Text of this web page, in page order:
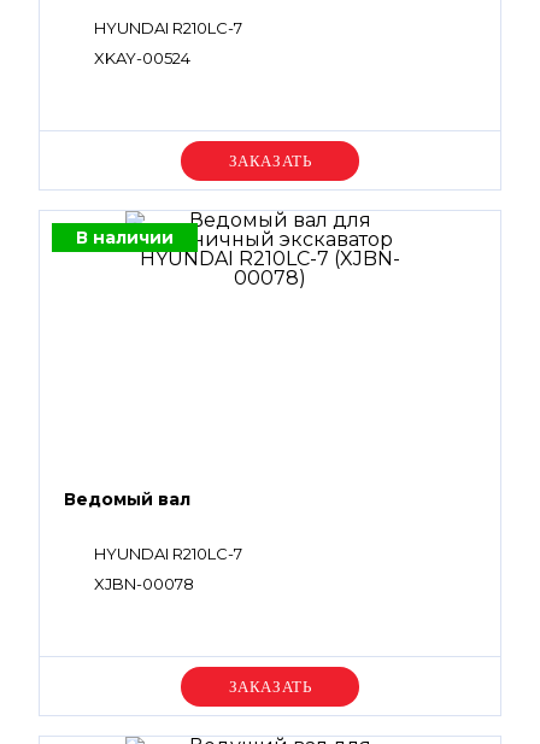
HYUNDAI R210LC-7
XKAY-00524
Уточняйте цену
В наличии
Ведомый вал
HYUNDAI R210LC-7
XJBN-00078
Уточняйте цену